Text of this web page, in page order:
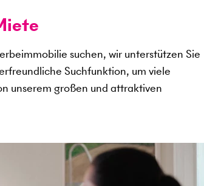
suchen, wir unterstützen Sie
Suchfunktion, um viele
unserem großen und attraktiven